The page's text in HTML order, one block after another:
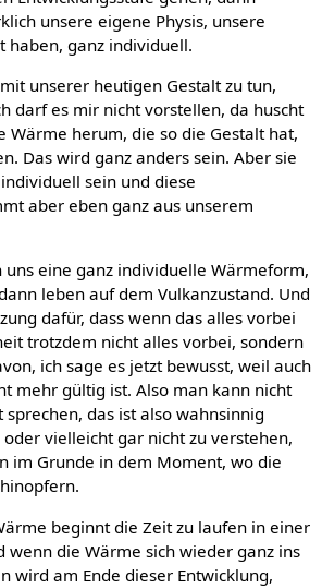
unsere eigene Physis, unsere
haben, ganz individuell.
unserer heutigen Gestalt zu tun,
darf es mir nicht vorstellen, da huscht
Wärme herum, die so die Gestalt hat,
Das wird ganz anders sein. Aber sie
sein und diese
aber eben ganz aus unserem
eine ganz individuelle Wärmeform,
leben auf dem Vulkanzustand. Und
dafür, dass wenn das alles vorbei
trotzdem nicht alles vorbei, sondern
ich sage es jetzt bewusst, weil auch
mehr gültig ist. Also man kann nicht
das ist also wahnsinnig
vielleicht gar nicht zu verstehen,
im Grunde in dem Moment, wo die
beginnt die Zeit zu laufen in einer
wenn die Wärme sich wieder ganz ins
wird am Ende dieser Entwicklung,